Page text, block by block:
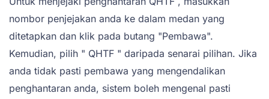
nombor penjejakan anda ke dalam medan yang
ditetapkan dan klik pada butang "Pembawa".
Kemudian, pilih " QHTF " daripada senarai pilihan. Jika
anda tidak pasti pembawa yang mengendalikan
penghantaran anda, sistem boleh mengenal pasti